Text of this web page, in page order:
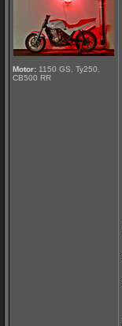
Motor: 1150 GS, Ty250,
CB500 RR